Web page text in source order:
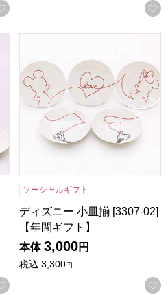
お気に入りに登録する
お気に入りに登録する
ソーシャルギフト
ディズニー 小皿揃 [3307-02]
【年間ギフト】
本体 3,000円
税込 3,300円